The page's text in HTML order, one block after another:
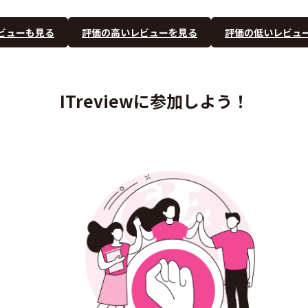
ューも見る 評価の高いレビューを見る 評価の低いレビュ
ITreviewに参加しよう！